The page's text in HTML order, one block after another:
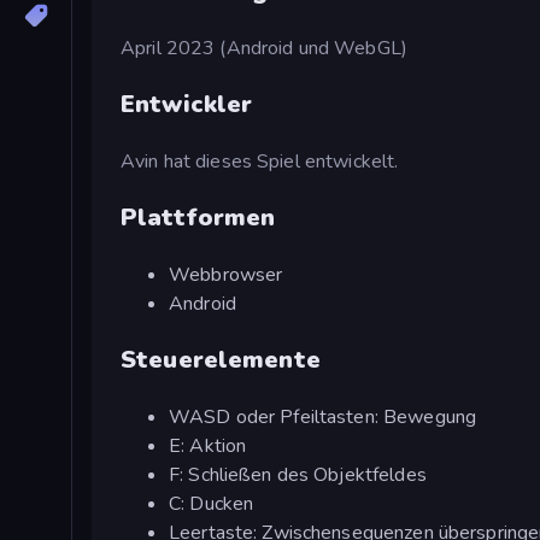
April 2023 (Android und WebGL)
Entwickler
Avin hat dieses Spiel entwickelt.
Plattformen
Webbrowser
Android
Steuerelemente
WASD oder Pfeiltasten: Bewegung
E: Aktion
F: Schließen des Objektfeldes
C: Ducken
Leertaste: Zwischensequenzen